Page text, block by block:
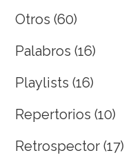
Otros (60)
Palabros (16)
Playlists (16)
Repertorios (10)
Retrospector (17)